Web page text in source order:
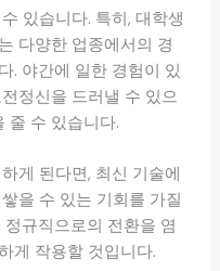
있습니다. 특히, 대학생
다양한 업종에서의 경
. 야간에 일한 경험이 있
정신을 드러낼 수 있으
줄 수 있습니다.
게 된다면, 최신 기술에
을 수 있는 기회를 가질
규직으로의 전환을 염
게 작용할 것입니다.